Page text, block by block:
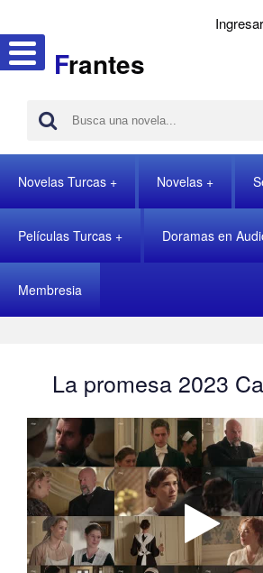
Frantes
Ingresar
Novelas Turcas Novelas
Películas Turcas Doramas en
Membresia
La promesa 2023